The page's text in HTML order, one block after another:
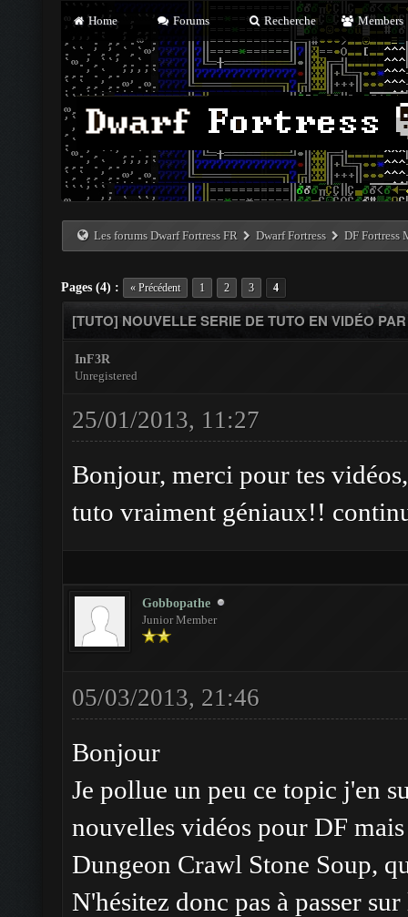
Home Forums Recherche Members
Les forums Dwarf Fortress FR Dwarf Fortress DF Fortress
Pages (4) : « Précédent 1 2 3 4
[TUTO] NOUVELLE SERIE DE TUTO EN VIDÉO
InF3R
Unregistered
25/01/2013, 11:27
Bonjour, merci pour tes
tuto vraiment géniaux!!
Gobbopathe
Junior Member
05/03/2013, 21:46
Bonjour
Je pollue un peu ce topic j'en
nouvelles vidéos pour DF
Dungeon Crawl Stone Soup,
N'hésitez donc pas à passer